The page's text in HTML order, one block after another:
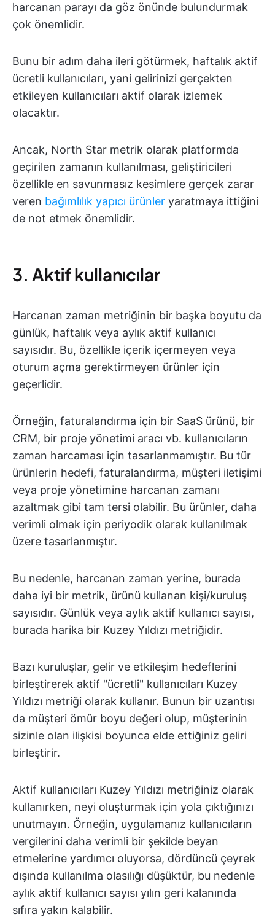
harcanan parayı da göz önünde bulundurmak
çok önemlidir.
Bunu bir adım daha ileri götürmek, haftalık aktif
ücretli kullanıcıları, yani gelirinizi gerçekten
etkileyen kullanıcıları aktif olarak izlemek
olacaktır.
Ancak, North Star metrik olarak platformda
geçirilen zamanın kullanılması, geliştiricileri
özellikle en savunmasız kesimlere gerçek zarar
veren bağımlılık yapıcı ürünler yaratmaya ittiğini
de not etmek önemlidir.
3. Aktif kullanıcılar
Harcanan zaman metriğinin bir başka boyutu da
günlük, haftalık veya aylık aktif kullanıcı
sayısıdır. Bu, özellikle içerik içermeyen veya
oturum açma gerektirmeyen ürünler için
geçerlidir.
Örneğin, faturalandırma için bir SaaS ürünü, bir
CRM, bir proje yönetimi aracı vb. kullanıcıların
zaman harcaması için tasarlanmamıştır. Bu tür
ürünlerin hedefi, faturalandırma, müşteri iletişimi
veya proje yönetimine harcanan zamanı
azaltmak gibi tam tersi olabilir. Bu ürünler, daha
verimli olmak için periyodik olarak kullanılmak
üzere tasarlanmıştır.
Bu nedenle, harcanan zaman yerine, burada
daha iyi bir metrik, ürünü kullanan kişi/kuruluş
sayısıdır. Günlük veya aylık aktif kullanıcı sayısı,
burada harika bir Kuzey Yıldızı metriğidir.
Bazı kuruluşlar, gelir ve etkileşim hedeflerini
birleştirerek aktif "ücretli" kullanıcıları Kuzey
Yıldızı metriği olarak kullanır. Bunun bir uzantısı
da müşteri ömür boyu değeri olup, müşterinin
sizinle olan ilişkisi boyunca elde ettiğiniz geliri
birleştirir.
Aktif kullanıcıları Kuzey Yıldızı metriğiniz olarak
kullanırken, neyi oluşturmak için yola çıktığınızı
unutmayın. Örneğin, uygulamanız kullanıcıların
vergilerini daha verimli bir şekilde beyan
etmelerine yardımcı oluyorsa, dördüncü çeyrek
dışında kullanılma olasılığı düşüktür, bu nedenle
aylık aktif kullanıcı sayısı yılın geri kalanında
sıfıra yakın kalabilir.